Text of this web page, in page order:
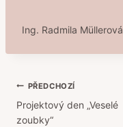
Ing. Radmila Müllerová
Navigace
pro
PŘEDCHOZÍ
Projektový den „Veselé
zoubky“